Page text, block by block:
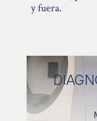
y fuera.